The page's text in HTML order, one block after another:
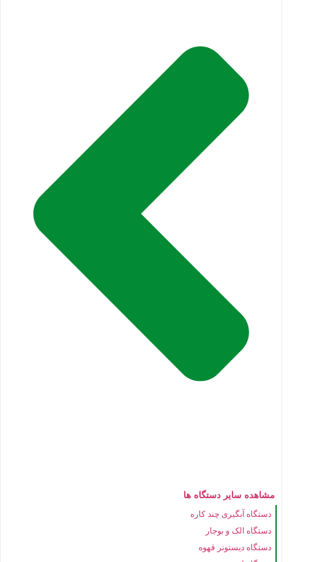
مشاهده سایر دستگاه ها
دستگاه آبگیری چند کاره
دستگاه الک و بوجار
دستگاه دیستونر قهوه